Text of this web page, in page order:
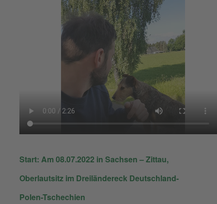
Start: Am 08.07.2022 in Sachsen – Zittau,
Oberlautsitz im Dreiländereck Deutschland-
Polen-Tschechien